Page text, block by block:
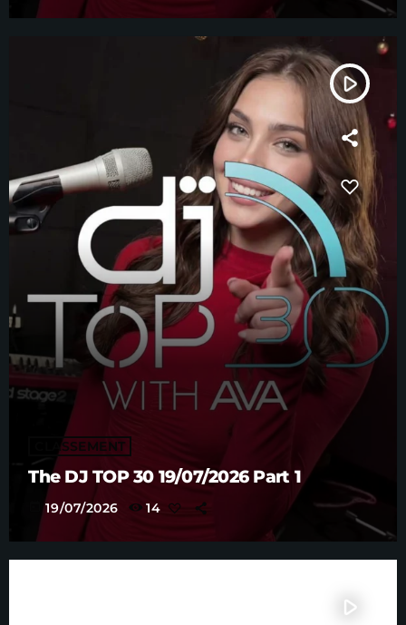
play_arrow
CLASSEMENT
The DJ TOP 30 19/07/2026 Part 1
19/07/2026 14
play_arrow